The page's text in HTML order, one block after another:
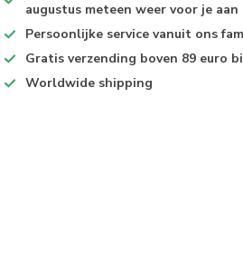
augustus meteen weer voor je aan
Persoonlijke service vanuit ons
Gratis verzending boven 89 euro
Worldwide shipping